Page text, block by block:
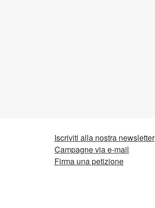
Iscriviti alla nostra newsletter
Campagne via e-mail
Firma una petizione